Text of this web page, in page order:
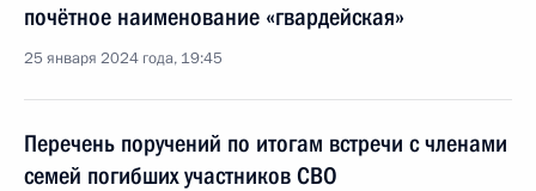
почётное наименование «гвардейская»
25 января 2024 года, 19:45
Перечень поручений по итогам встречи с членами
семей погибших участников СВО